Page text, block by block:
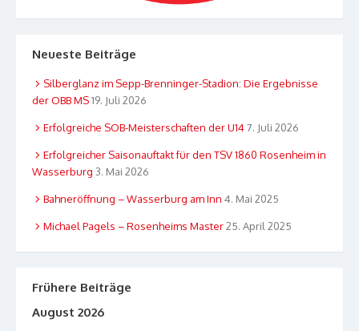
Neueste Beiträge
Silberglanz im Sepp-Brenninger-Stadion: Die Ergebnisse
der OBB MS19. Juli 2026
Erfolgreiche SOB-Meisterschaften der U14 7. Juli 2026
Erfolgreicher Saisonauftakt für den TSV 1860 Rosenheim in
Wasserburg 3. Mai 2026
Bahneröffnung – Wasserburg am Inn 4. Mai 2025
Michael Pagels – Rosenheims Master25. April 2025
Frühere Beiträge
August 2026